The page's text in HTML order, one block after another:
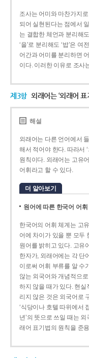
조사는 어미와 마찬가지
되어 실현된다는 점에서
는 결합한 체언과 분리해
‘을’로 분리해도 ‘밥’은
어간과 어미를 분리하면
이다. 이러한 이유로 조사
제3항 외래어는 ‘외래어 표
해설
외래어는 다른 언어에서
해서 적어야 한다. 따라서
원칙이다. 외래어는 고유
어휘라고 할 수 있다.
더 알아보기
원어에 따른 한국어 어휘
한국어의 어휘 체계는 고
어에 차이가 있을 뿐 모두
원어를 밝히고 있다. 고유
한자가, 외래어에는 각 단
이로써 어휘 부류를 알 수
않는 외국어와 개념적으
하지 않을 때가 있다. 현실
리지 않은 것은 외국어로
‘식당이나 호텔 따위에서
년’의 뜻으로 쓰일 때는
래어 표기법의 원칙을 준